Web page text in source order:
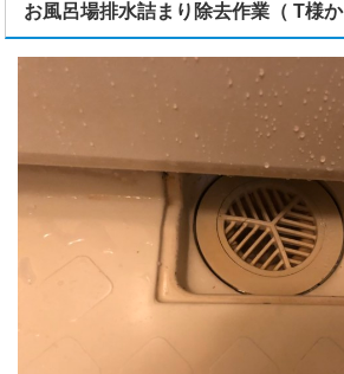
お風呂場排水詰まり除去作業（ T様か